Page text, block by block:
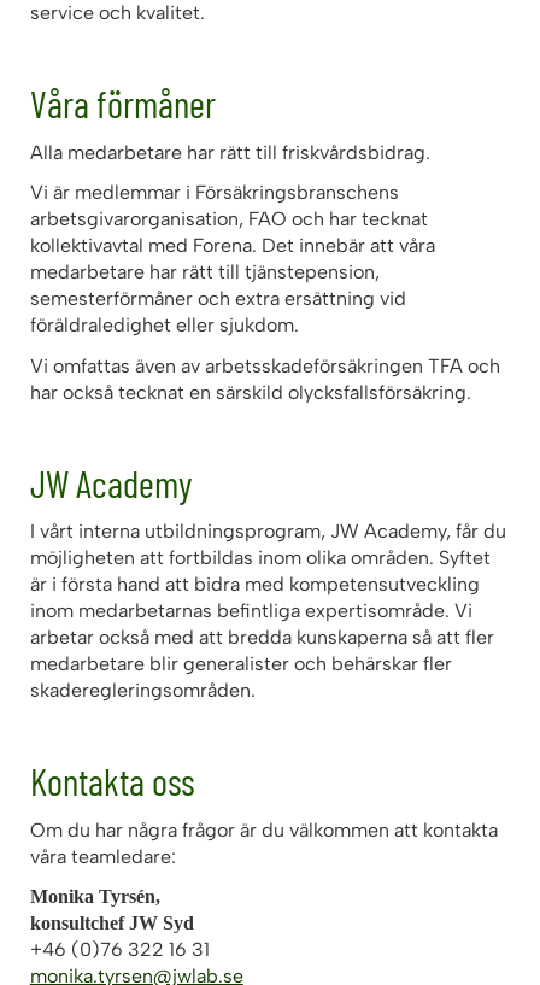
service och kvalitet.
Våra förmåner
Alla medarbetare har rätt till friskvårdsbidrag.
Vi är medlemmar i Försäkringsbranschens
arbetsgivarorganisation, FAO och har tecknat
kollektivavtal med Forena. Det innebär att våra
medarbetare har rätt till tjänstepension,
semesterförmåner och extra ersättning vid
föräldraledighet eller sjukdom.
Vi omfattas även av arbetsskadeförsäkringen TFA och
har också tecknat en särskild olycksfallsförsäkring.
JW Academy
I vårt interna utbildningsprogram, JW Academy, får du
möjligheten att fortbildas inom olika områden. Syftet
är i första hand att bidra med kompetensutveckling
inom medarbetarnas befintliga expertisområde. Vi
arbetar också med att bredda kunskaperna så att fler
medarbetare blir generalister och behärskar fler
skaderegleringsområden.
Kontakta oss
Om du har några frågor är du välkommen att kontakta
våra teamledare:
Monika Tyrsén,
konsultchef JW Syd
+46 (0)76 322 16 31
monika.tyrsen@jwlab.se